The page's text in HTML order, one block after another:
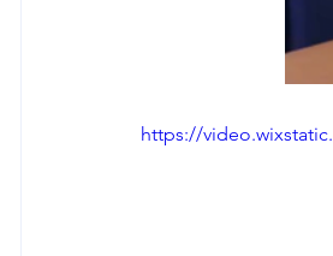
https://